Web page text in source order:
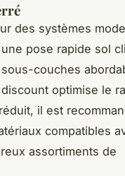
des systèmes
pose rapide sol
couches
optimise le
il est
compatibles
assortiments de